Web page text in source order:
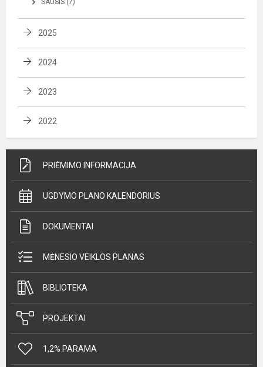
2025
2024
2023
2022
PRIĖMIMO INFORMACIJA
UGDYMO PLANO KALENDORIUS
DOKUMENTAI
MĖNESIO VEIKLOS PLANAS
BIBLIOTEKA
PROJEKTAI
1,2% PARAMA